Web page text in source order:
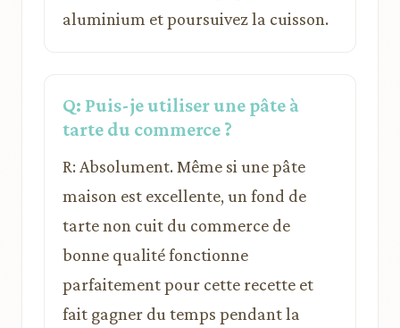
aluminium et poursuivez la cuisson.
Q: Puis-je utiliser une pâte à
tarte du commerce ?
R: Absolument. Même si une pâte
maison est excellente, un fond de
tarte non cuit du commerce de
bonne qualité fonctionne
parfaitement pour cette recette et
fait gagner du temps pendant la